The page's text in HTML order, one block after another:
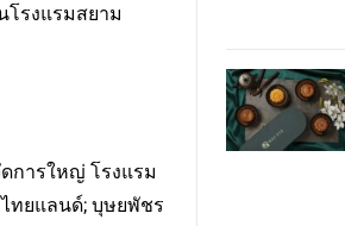
โรงแรมสยาม
การใหญ่ โรงแรม
ทยแลนด์; บุษยพัชร